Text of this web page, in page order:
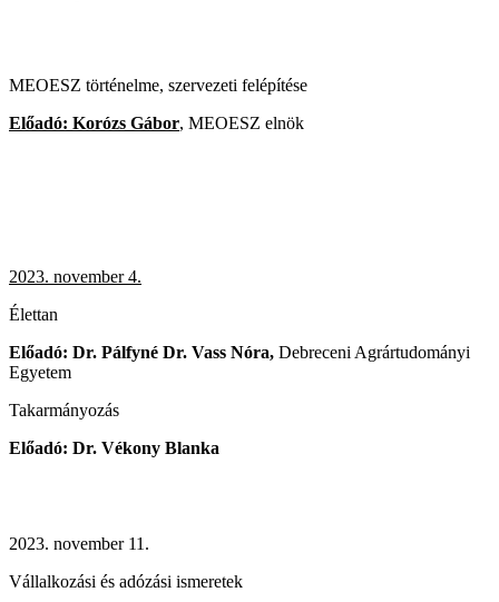
MEOESZ történelme, szervezeti felépítése
Előadó: Korózs Gábor, MEOESZ elnök
2023. november 4.
Élettan
Előadó: Dr. Pálfyné Dr. Vass Nóra, Debreceni Agrártudományi
Egyetem
Takarmányozás
Előadó: Dr. Vékony Blanka
2023. november 11.
Vállalkozási és adózási ismeretek